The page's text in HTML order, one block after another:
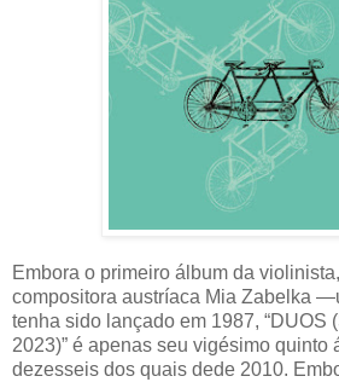
Embora o primeiro álbum da
compositora austríaca Mia Zabelka
tenha sido lançado em 1987, “DUOS
2023)” é apenas seu vigésimo quinto
dezesseis dos quais dede 2010.